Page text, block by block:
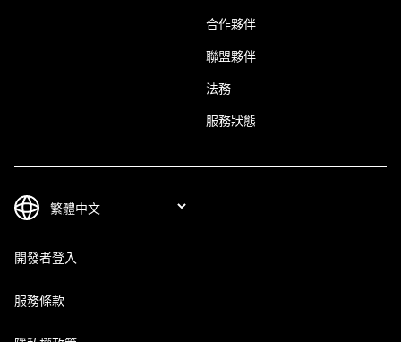
合作夥伴
聯盟夥伴
法務
服務狀態
開發者登入
服務條款